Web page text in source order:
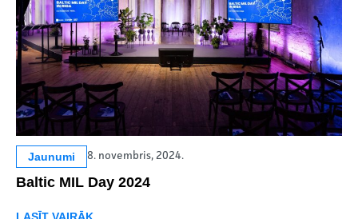
Jaunumi 8. novembris, 2024.
Baltic MIL Day 2024